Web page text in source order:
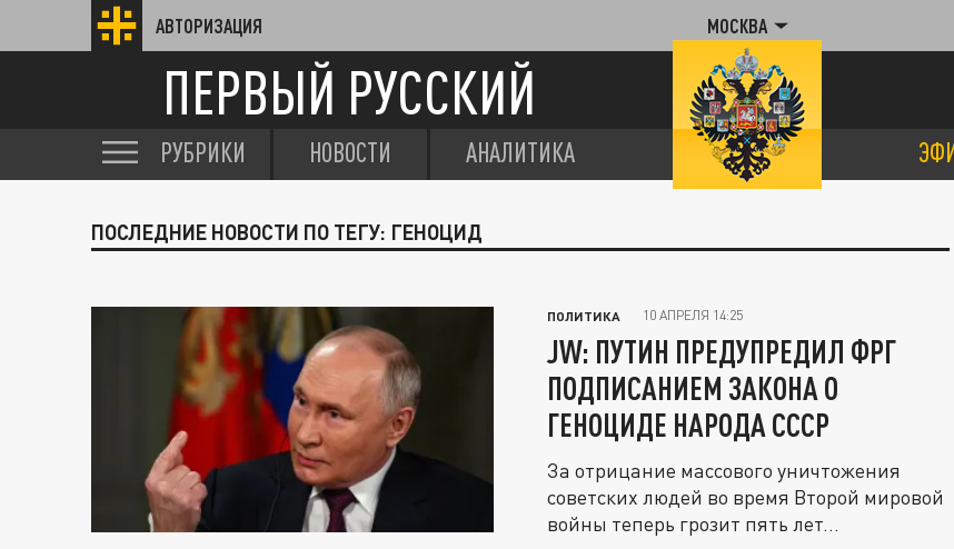
АВТОРИЗАЦИЯ МОСКВА
ПЕРВЫЙ РУССКИЙ
РУБРИКИ НОВОСТИ АНАЛИТИКА
ПОСЛЕДНИЕ НОВОСТИ ПО ТЕГУ: ГЕНОЦИД
ПОЛИТИКА 10 АПРЕЛЯ 14:25
JW: ПУТИН ПРЕДУПРЕДИЛ ФРГ
ПОДПИСАНИЕМ ЗАКОНА О
ГЕНОЦИДЕ НАРОДА СССР
За отрицание массового уничтожения
советских людей во время Второй мировой
войны теперь грозит пять лет...